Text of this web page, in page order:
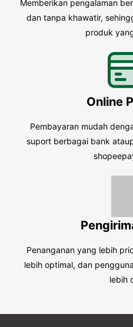
Memberikan pengalaman
dan tanpa khawatir,
produk
Online
Pembayaran mudah
suport berbagai bank
Penanganan yang lebih
lebih optimal, dan
lebih